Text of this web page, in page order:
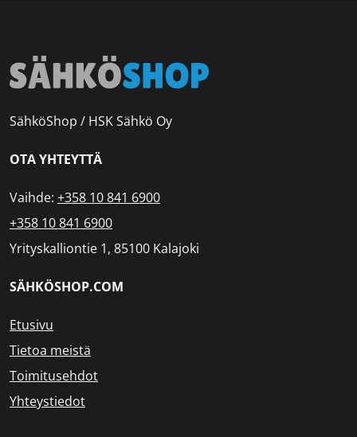
SähköShop / HSK Sähkö Oy
OTA YHTEYTTÄ
Vaihde: +358 10 841 6900
+358 10 841 6900
Yrityskalliontie 1, 85100 Kalajoki
SÄHKÖSHOP.COM
Etusivu
Tietoa meistä
Toimitusehdot
Yhteystiedot